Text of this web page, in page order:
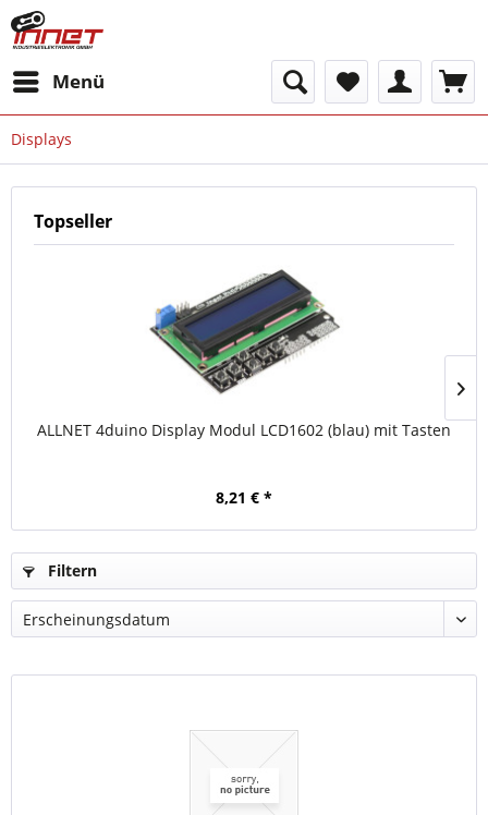
Menü
Displays
Topseller
ALLNET 4duino Display Modul LCD1602 (blau) mit Tasten
8,21 € *
Filtern